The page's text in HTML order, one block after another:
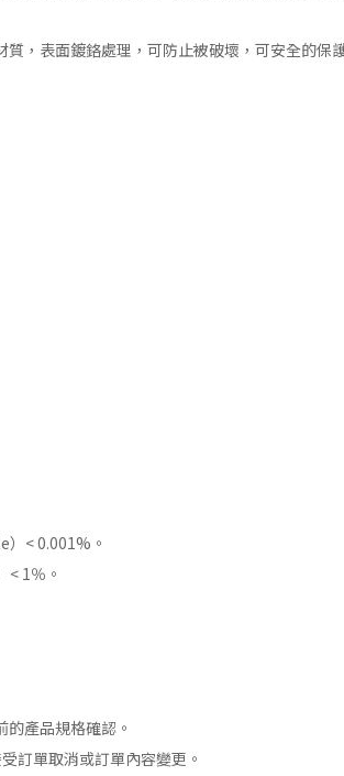
，表面鍍鉻處理，可防止被破壞，可安全的
< 0.001%。
1％。
產品規格確認。
訂單取消或訂單內容變更。